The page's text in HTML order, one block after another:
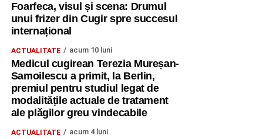
Foarfeca, visul și scena: Drumul
unui frizer din Cugir spre succesul
internațional
ACTUALITATE acum 10 luni
Medicul cugirean Terezia Mureșan-
Samoilescu a primit, la Berlin,
premiul pentru studiul legat de
modalitățile actuale de tratament
ale plăgilor greu vindecabile
ACTUALITATE acum 4 luni